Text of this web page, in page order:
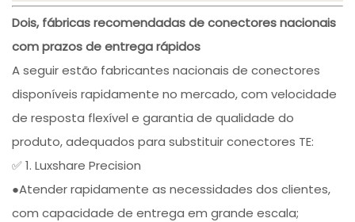
Dois, fábricas recomendadas de conectores nacionais
com prazos de entrega rápidos
A seguir estão fabricantes nacionais de conectores
disponíveis rapidamente no mercado, com velocidade
de resposta flexível e garantia de qualidade do
produto, adequados para substituir conectores TE:
✅ 1. Luxshare Precision
●Atender rapidamente as necessidades dos clientes,
com capacidade de entrega em grande escala;